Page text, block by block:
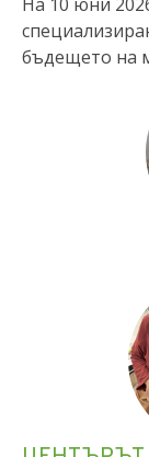
На 10 юни
бъдещето на